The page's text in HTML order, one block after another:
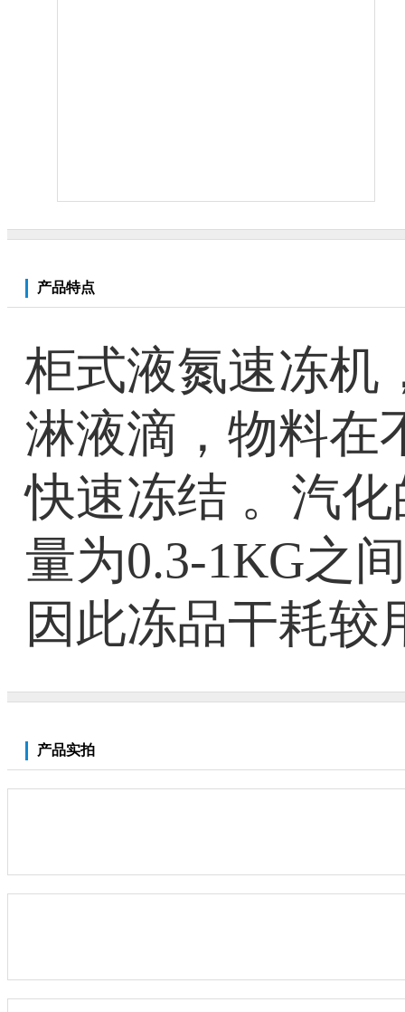
产品特点
柜式液氮速冻机
淋液滴，物料在
快速冻结 。汽
量为0.3-1KG之
因此冻品干耗较
产品实拍